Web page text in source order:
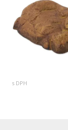
s DPH